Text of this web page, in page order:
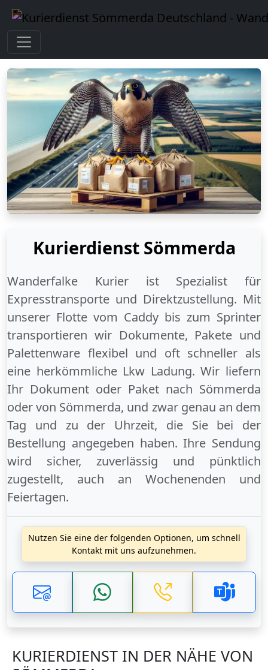
Kurierdienst Sömmerda
Wanderfalke Kurier ist Spezialist für
Expresstransporte und Direktzustellung. Mit
unserer Flotte vom Caddy bis zum Sprinter
transportieren wir Dokumente, Pakete und
Palettenware flexibel und oft schneller als
eine herkömmliche Lkw Ladung. Wir liefern
Ihr Dokument oder Paket nach Sömmerda
odervon Sömmerda, und zwar genau an dem
Tag und zu der Uhrzeit, die Sie bei der
Bestellung angegeben haben. Ihre Sendung
wird sicher, zuverlässig und pünktlich
zugestellt, auch an Wochenenden und
Feiertagen.
Nutzen Sie eine der folgenden Optionen, um schnell
Kontakt mit uns aufzunehmen.
KURIERDIENST IN DER NÄHE VON